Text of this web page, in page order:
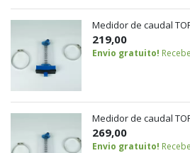
Medidor de caudal
219,00
Envio gratuito!
Medidor de caudal
269,00
Envio gratuito!